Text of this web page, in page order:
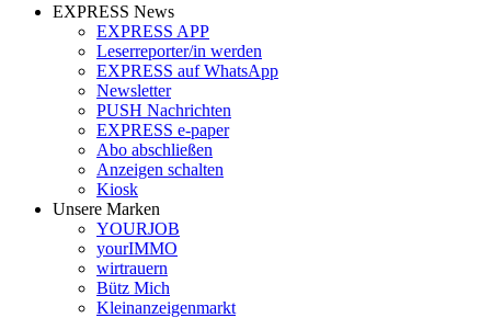
EXPRESS News
EXPRESS APP
Leserreporter/in werden
EXPRESS auf WhatsApp
Newsletter
PUSH Nachrichten
EXPRESS e-paper
Abo abschließen
Anzeigen schalten
Kiosk
Unsere Marken
YOURJOB
yourIMMO
wirtrauern
Bütz Mich
Kleinanzeigenmarkt